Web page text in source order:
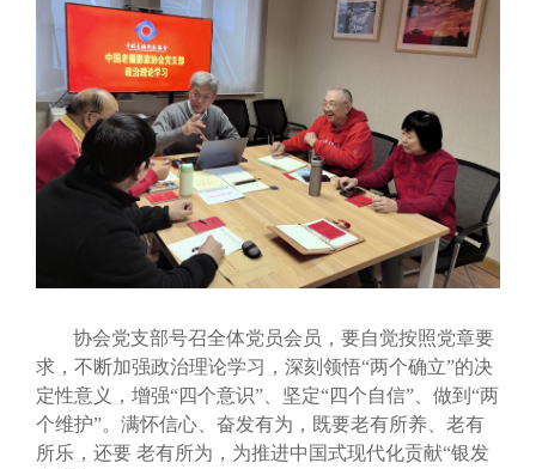
协会党支部号召全体党员会员，要自觉按照党章要
求，不断加强政治理论学习，深刻领悟“两个确立”的决
定性意义，增强“四个意识”、坚定“四个自信”、做到“两
个维护”。满怀信心、奋发有为，既要老有所养、老有
所乐，还要 老有所为，为推进中国式现代化贡献“银发